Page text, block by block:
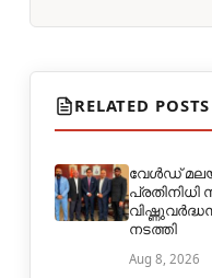
RELATED POSTS
വേൾഡ്
നടത്തി
Aug 8, 2026